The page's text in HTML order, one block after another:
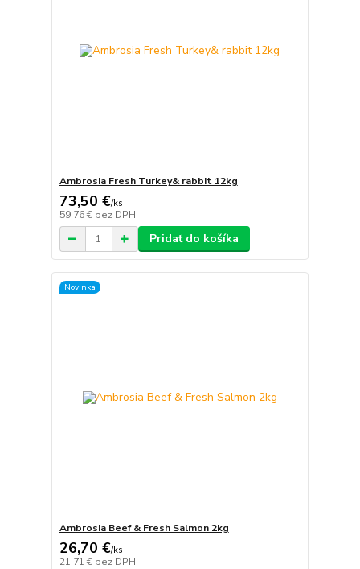
Ambrosia Fresh Turkey& rabbit 12kg
73,50 €/ks
59,76 € bez DPH
Pridať do košíka
Novinka
Ambrosia Beef & Fresh Salmon 2kg
26,70 €/ks
21,71 € bez DPH